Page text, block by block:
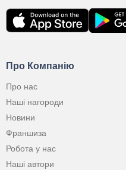
Про Компанію
Про нас
Наші нагороди
Новини
Франшиза
Робота у нас
Наші автори